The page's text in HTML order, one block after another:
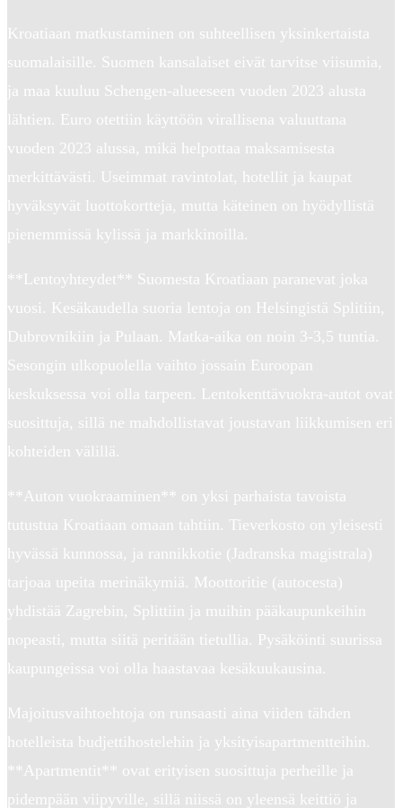
Kroatiaan matkustaminen on suhteellisen yksinkertaista
suomalaisille. Suomen kansalaiset eivät tarvitse viisumia,
ja maa kuuluu Schengen-alueeseen vuoden 2023 alusta
lähtien. Euro otettiin käyttöön virallisena valuuttana
vuoden 2023 alussa, mikä helpottaa maksamisesta
merkittävästi. Useimmat ravintolat, hotellit ja kaupat
hyväksyvät luottokortteja, mutta käteinen on hyödyllistä
pienemmissä kylissä ja markkinoilla.
**Lentoyhteydet** Suomesta Kroatiaan paranevat joka
vuosi. Kesäkaudella suoria lentoja on Helsingistä Splitiin,
Dubrovnikiin ja Pulaan. Matka-aika on noin 3-3,5 tuntia.
Sesongin ulkopuolella vaihto jossain Euroopan
keskuksessa voi olla tarpeen. Lentokenttävuokra-autot ovat
suosittuja, sillä ne mahdollistavat joustavan liikkumisen eri
kohteiden välillä.
**Auton vuokraaminen** on yksi parhaista tavoista
tutustua Kroatiaan omaan tahtiin. Tieverkosto on yleisesti
hyvässä kunnossa, ja rannikkotie (Jadranska magistrala)
tarjoaa upeita merinäkymiä. Moottoritie (autocesta)
yhdistää Zagrebin, Splittiin ja muihin pääkaupunkeihin
nopeasti, mutta siitä peritään tietullia. Pysäköinti suurissa
kaupungeissa voi olla haastavaa kesäkuukausina.
Majoitusvaihtoehtoja on runsaasti aina viiden tähden
hotelleista budjettihostelehin ja yksityisapartmentteihin.
**Apartmentit** ovat erityisen suosittuja perheille ja
pidempään viipyville, sillä niissä on yleensä keittiö ja